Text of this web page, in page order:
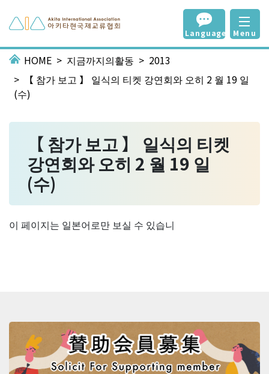
Language Menu
HOME 지금까지의활동
2013
【 참가 보고 】 일식의 티켓 강연회와 오히 2 월 19 일
(수)
【 참가 보고 】 일식의 티켓
강연회와 오히 2 월 19 일
(수)
이 페이지는 일본어로만 보실 수 있습니